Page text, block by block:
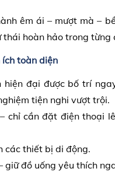
êm ái – mượt mà –
hoàn hảo trong từng
ích toàn diện
hiện đại được bố trí
tiện nghi vượt trội.
chỉ cần đặt điện thoại
các thiết bị di động.
giữ đồ uống yêu thích